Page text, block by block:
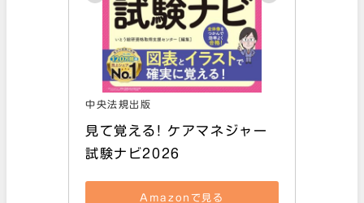
中央法規出版
見て覚える! ケアマネジャー
試験ナビ2026
Amazonで見る